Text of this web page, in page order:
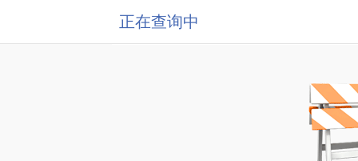
正在查询中